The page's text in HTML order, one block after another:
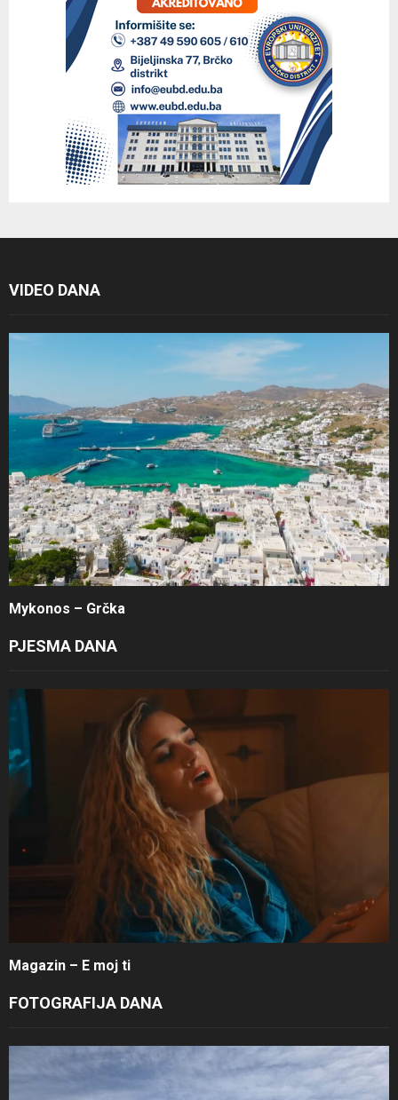
VIDEO DANA
Mykonos – Grčka
PJESMA DANA
Magazin – E moj ti
FOTOGRAFIJA DANA